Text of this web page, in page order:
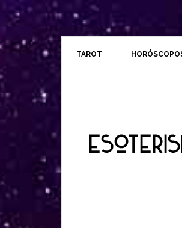
TAROT